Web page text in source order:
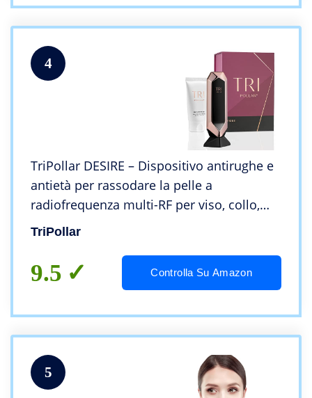
4
TriPollar DESIRE – Dispositivo antirughe e
antietà per rassodare la pelle a
radiofrequenza multi-RF per viso, collo,
mani | sollevamento | Tonificante |
Turbo
TriPollar
9.5 Controlla Su Amazon
5